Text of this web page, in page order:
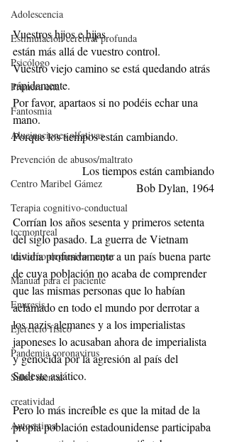
Adolescencia
Estimulación cerebral profunda
Psicólogo
Primera cita
Fantosmia
Alucinaciones olfativas
Prevención de abusos/maltrato
Centro Maribel Gámez
Terapia cognitivo-conductual
tccmontreal
trastorno depresivo mayor
Manual para el paciente
Enuresis
Ejercicio físico
Pandemia coronavirus
Salud mental
creatividad
Autoestima
Vuestros hijos e hijas
están más allá de vuestro control.
Vuestro viejo camino se está quedando atrás
rápidamente.
Por favor, apartaos si no podéis echar una
mano.
Porque los tiempos están cambiando.
Los tiempos están cambiando
Bob Dylan, 1964
Corrían los años sesenta y primeros setenta
del siglo pasado. La guerra de Vietnam
dividía profundamente a un país buena parte
de cuya población no acaba de comprender
que las mismas personas que lo habían
aclamado en todo el mundo por derrotar a
los nazis alemanes y a los imperialistas
japoneses lo acusaban ahora de imperialista
y genocida por la agresión al país del
Sudeste asiático.
Pero lo más increíble es que la mitad de la
propia población estadounidense participaba